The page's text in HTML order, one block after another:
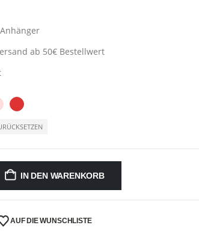
ab 50€ Bestellwert
IN DEN WARENKORB
AUF DIE WUNSCHLISTE